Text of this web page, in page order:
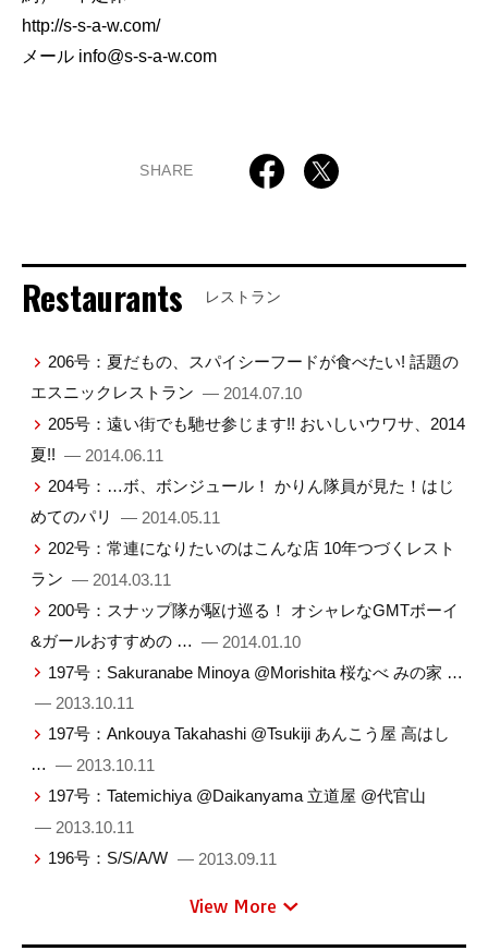
http://s-s-a-w.com/
メール info@s-s-a-w.com
SHARE
Restaurants レストラン
206号：夏だもの、スパイシーフードが食べたい! 話題の
エスニックレストラン — 2014.07.10
205号：遠い街でも馳せ参じます!! おいしいウワサ、2014
夏!! — 2014.06.11
204号：…ボ、ボンジュール！ かりん隊員が見た！はじ
めてのパリ
— 2014.05.11
202号：常連になりたいのはこんな店 10年つづくレスト
ラン — 2014.03.11
200号：スナップ隊が駆け巡る！ オシャレなGMTボーイ
&ガールおすすめの … — 2014.01.10
197号：Sakuranabe Minoya @Morishita 桜なべ みの家 …
— 2013.10.11
197号：Ankouya Takahashi @Tsukiji あんこう屋 高はし
… — 2013.10.11
197号：Tatemichiya @Daikanyama 立道屋 @代官山
— 2013.10.11
196号：S/S/A/W — 2013.09.11
View More